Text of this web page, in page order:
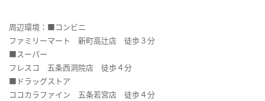
周辺環境：■コンビニ
ファミリーマート 新町高辻店 徒歩３分
■スーパー
フレスコ 五条西洞院店 徒歩４分
■ドラッグストア
ココカラファイン 五条若宮店 徒歩４分